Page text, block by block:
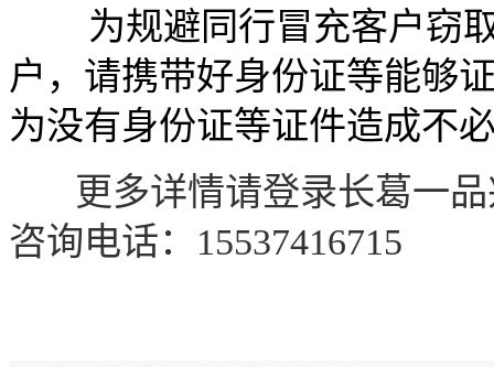
为规避同行冒充客户窃取
户，请携带好身份证等能够
为没有身份证等证件造成不
更多详情请登录长葛一品
咨询电话： 15537416715